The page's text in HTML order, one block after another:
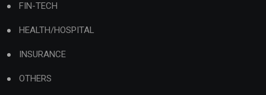
FIN-TECH
HEALTH/HOSPITAL
INSURANCE
OTHERS